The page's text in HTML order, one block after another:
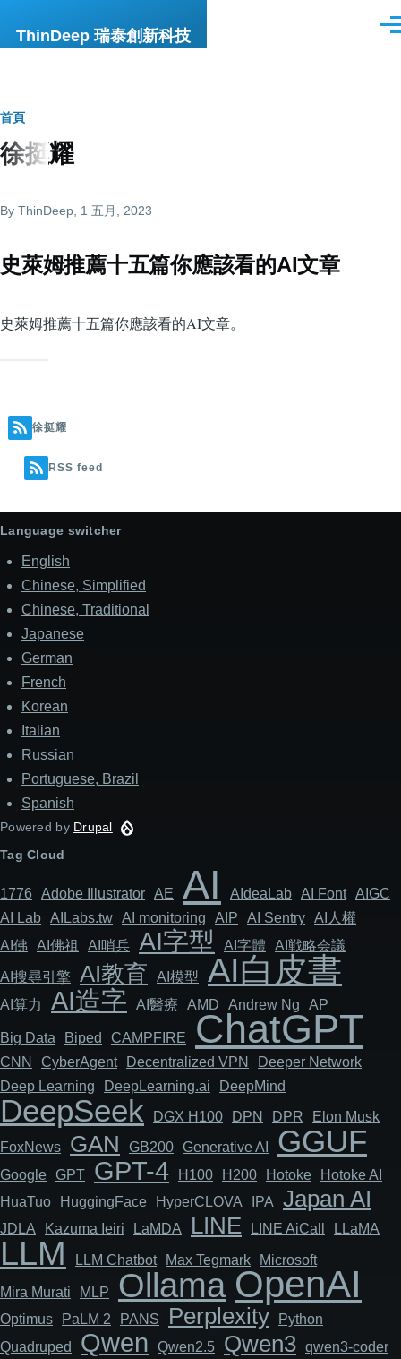
ThinDeep 瑞泰創新科技
選
導
航
結
首頁
徐挺耀
By ThinDeep , 1 五月, 2023
史萊姆推薦十五篇你應該看的AI文章
史萊姆推薦十五篇你應該看的AI文章。
徐挺耀
RSS feed
Language switcher
English
Chinese, Simplified
Chinese, Traditional
Japanese
German
French
Korean
Italian
Russian
Portuguese, Brazil
Spanish
Powered by Drupal
Tag Cloud
1776 Adob​​e Illustrator AE AI AIdeaLab AI Font AIGC
AI Lab AILabs.tw AI monitoring AIP AI Sentry AI人權
AI佛
AI佛祖 AI哨兵 AI字型 AI字體 AI戦略会議
AI搜尋引擎 AI教育 AI模型 AI白皮書
AI算力 AI造字 AI醫療 AMD Andrew Ng AP
Big Data Biped CAMPFIRE ChatGPT
CNN Cyber​​Agent Decentralized VPN
Deeper Network
Deep Learning
DeepLearning.ai DeepMind
DeepSeek DGX H100 DPN DPR
Elon Musk
FoxNews
GAN GB200 Generative AI GGUF
Google GPT GPT-4 H100 H200 Hotoke
Hotoke AI
HuaTuo
HuggingFace HyperCLOVA IPA Japan AI
JDLA Kazuma Ieiri LaMDA LINE LINE AiCall LLaMA
LLM LLM Chatbot Max Tegmark Microsoft
Mira Murati MLP Ollama OpenAI
Optimus PaLM 2 PANS Perplexity
Python
Quadruped
Qwen Qwen2.5 Qwen3 qwen3-coder